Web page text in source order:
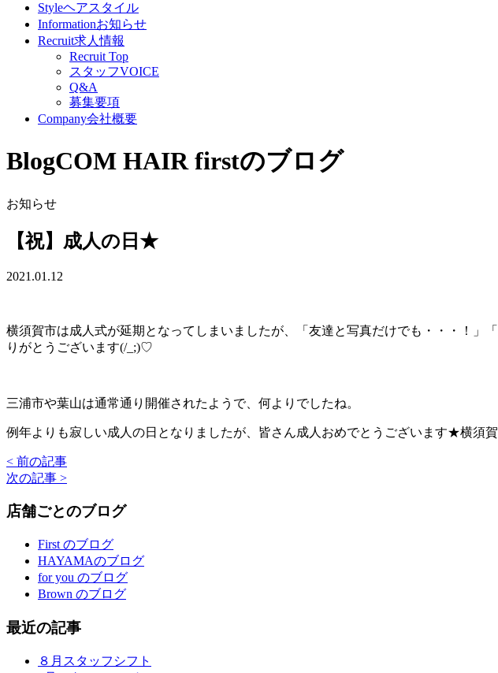
Styleヘアスタイル
Informationお知らせ
Recruit求人情報
Recruit Top
スタッフVOICE
Q&A
募集要項
Company会社概要
BlogCOM HAIR firstのブログ
お知らせ
【祝】成人の日★
2021.01.12
横須賀市は成人式が延期となってしまいましたが、「友達と写真だけでも・・・！
りがとうございます(/_;)♡
三浦市や葉山は通常通り開催されたようで、何よりでしたね。
例年よりも寂しい成人の日となりましたが、皆さん成人おめでとうございます★横須
< 前の記事
次の記事 >
店舗ごとのブログ
First のブログ
HAYAMAのブログ
for you のブログ
Brown のブログ
最近の記事
８月スタッフシフト